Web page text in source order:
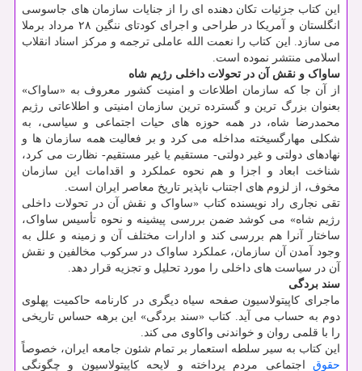
این کتاب جزئیات تکان دهنده ای را از جنایات سازمان های جاسوسی
انگلستان و آمریکا در طراحی و اجرای کودتای ننگین ۲۸ مرداد برملا
می سازد. این کتاب را نعمت الله عاملی ترجمه و مرکز اسناد انقلاب
اسلامی منتشر نموده است.
ساواک و نقش آن در تحولات داخلی رژیم شاه
از آن جا که سازمان اطلاعات و امنیت کشور معروف به «ساواک»
بعنوان بزرگ ترین و گسترده ترین سازمان امنیتی و اطلاعاتی رژیم
محمدرضا شاه، در همه حوزه های حیات اجتماعی و سیاسی، به
شکلی مهارگسیخته مداخله می کرد و بر فعالیت همه سازمان ها و
نهادهای دولتی و غیر دولتی- مستقیم یا غیر مستقیم- نظارت می کرد،
شناخت ابعاد و اجزا و هم نحوه عملکرد و اقدامات این سازمان
مخوف، از لزوم های اجتناب ناپذیر تاریخ معاصر ایران است.
تقی نجاری راد نویسنده کتاب «ساواک و نقش آن در تحولات داخلی
رژیم شاه» می کوشد ضمن بررسی پیشینه و نحوه تأسیس ساواک،
ساختار آنرا هم بررسی کند و ادارات مختلف آن و زمینه و علل به
وجود آمدن آن سازمان، عملکرد ساواک در سرکوب مخالفین و نقش
آن در سیاست های داخلی را مورد تحلیل و تجزیه قرار دهد.
سند بردگی
ماجرای کاپیتولاسیون صفحه سیاه دیگری در کارنامه حاکمیت پهلوی
دوم به حساب می آید. کتاب «سند بردگی» این برهه حساس تاریخی
را با قلمی روان و خواندنی واکاوی می کند.
این کتاب به سیر سلطه استعمار بر تمام شئون جامعه ایران، خصوصاً
حقوق اجتماعی مردم پرداخته و لایحه کاپیتولاسیون و چگونگی